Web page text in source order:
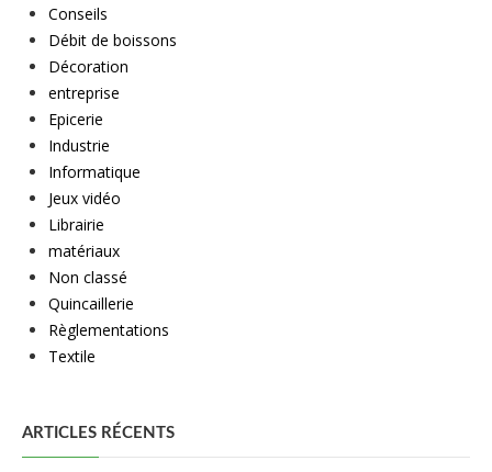
Conseils
Débit de boissons
Décoration
entreprise
Epicerie
Industrie
Informatique
Jeux vidéo
Librairie
matériaux
Non classé
Quincaillerie
Règlementations
Textile
ARTICLES RÉCENTS